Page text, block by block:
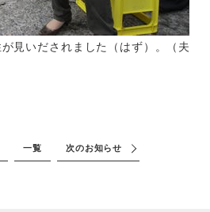
見いだされました（はず）。（夫
一覧 次のお知らせ